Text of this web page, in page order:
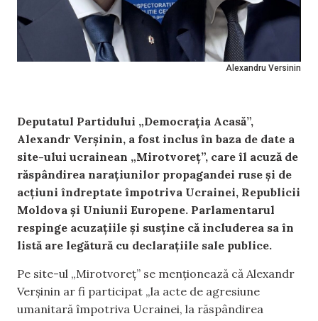
Alexandru Versinin
Deputatul Partidului „Democrația Acasă”,
Alexandr Verșinin, a fost inclus în baza de date a
site-ului ucrainean „Mirotvoreț”, care îl acuză de
răspândirea narațiunilor propagandei ruse și de
acțiuni îndreptate împotriva Ucrainei, Republicii
Moldova și Uniunii Europene. Parlamentarul
respinge acuzațiile și susține că includerea sa în
listă are legătură cu declarațiile sale publice.
Pe site-ul „Mirotvoreț” se menționează că Alexandr
Verșinin ar fi participat „la acte de agresiune
umanitară împotriva Ucrainei, la răspândirea